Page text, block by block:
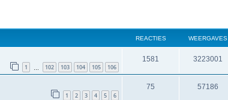
REACTIES WEERGAVES
1 102 103 104 105 106
1581 3223001
1 2 3 4 5 6
75 57186